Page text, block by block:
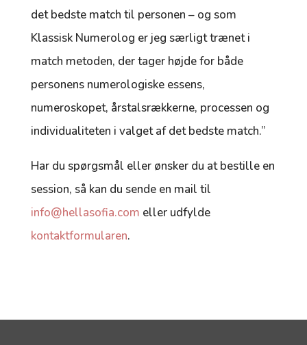
det bedste match til personen – og som
Klassisk Numerolog er jeg særligt trænet i
match metoden, der tager højde for både
personens numerologiske essens,
numeroskopet, årstalsrækkerne, processen og
individualiteten i valget af det bedste match.”
Har du spørgsmål eller ønsker du at bestille en
session, så kan du sende en mail til
info@hellasofia.com eller udfylde
kontaktformularen.